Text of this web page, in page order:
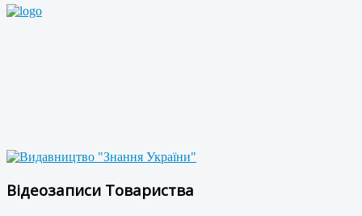
Відеозаписи Товариства